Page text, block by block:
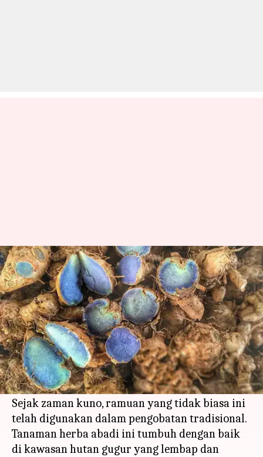
Menjelajahi Karakteristik Unik
Dari Kunyit Hitam
menulis Handoko Dec 21, 2023 11:30 am
Apa ceritanya
Kunyit hitam atau Kala Haldi adalah jenis
kunyit yang kurang dikenal yang memiliki
warna gelap dan beberapa manfaat kesehatan.
Sejak zaman kuno, ramuan yang tidak biasa ini
telah digunakan dalam pengobatan tradisional.
Tanaman herba abadi ini tumbuh dengan baik
di kawasan hutan gugur yang lembap dan